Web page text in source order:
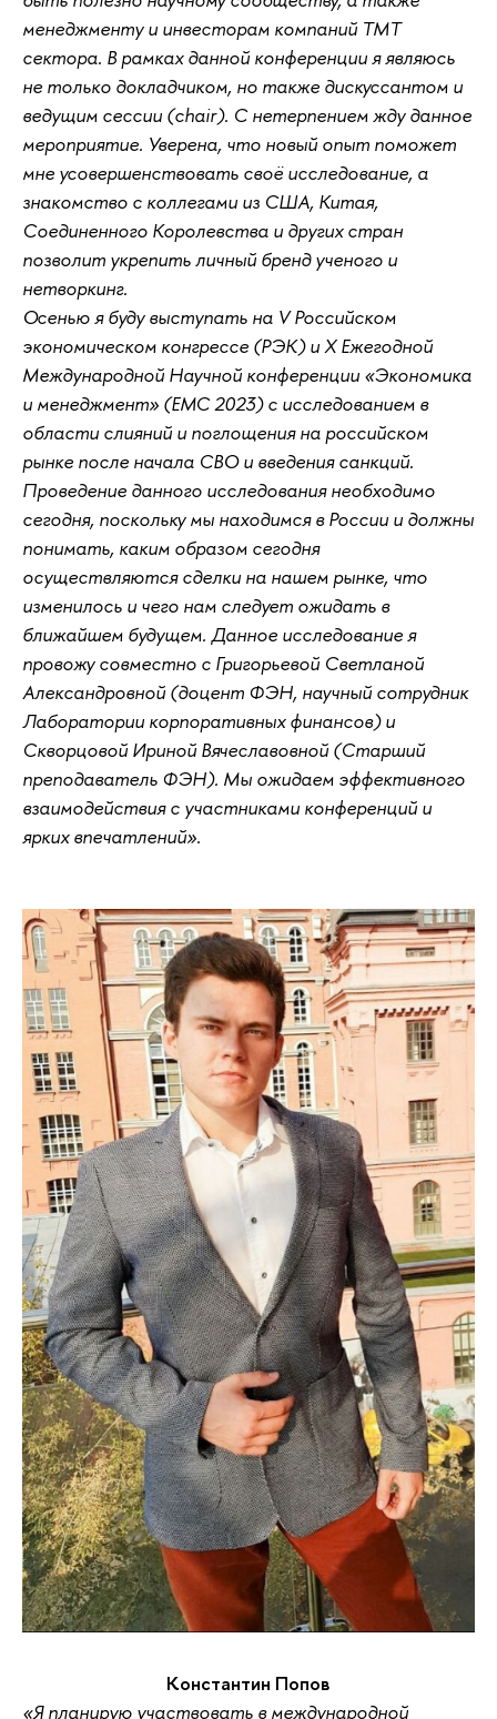
менеджменту и инвесторам компаний ТМТ
сектора. В рамках данной конференции я являюсь
не только докладчиком, но также дискуссантом и
ведущим сессии (chair). С нетерпением жду данное
мероприятие. Уверена, что новый опыт поможет
мне усовершенствовать своё исследование, а
знакомство с коллегами из США, Китая,
Соединенного Королевства и других стран
позволит укрепить личный бренд ученого и
нетворкинг.
Осенью я буду выступать на V Российском
экономическом конгрессе (РЭК) и Х Ежегодной
Международной Научной конференции «Экономика
и менеджмент» (EMC 2023) с исследованием в
области слияний и поглощения на российском
рынке после начала СВО и введения санкций.
Проведение данного исследования необходимо
сегодня, поскольку мы находимся в России и должны
понимать, каким образом сегодня
осуществляются сделки на нашем рынке, что
изменилось и чего нам следует ожидать в
ближайшем будущем. Данное исследование я
провожу совместно с Григорьевой Светланой
Александровной (доцент ФЭН, научный сотрудник
Лаборатории корпоративных финансов) и
Скворцовой Ириной Вячеславовной (Старший
преподаватель ФЭН). Мы ожидаем эффективного
взаимодействия с участниками конференций и
ярких впечатлений».
Константин Попов
«Я планирую участвовать в международной